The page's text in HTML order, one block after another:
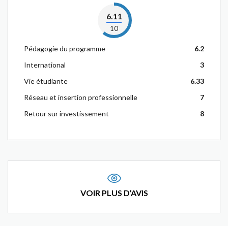
6.11
10
Pédagogie du programme
6.2
International
3
Vie étudiante
6.33
Réseau et insertion professionnelle
7
Retour sur investissement
8
VOIR PLUS D’AVIS